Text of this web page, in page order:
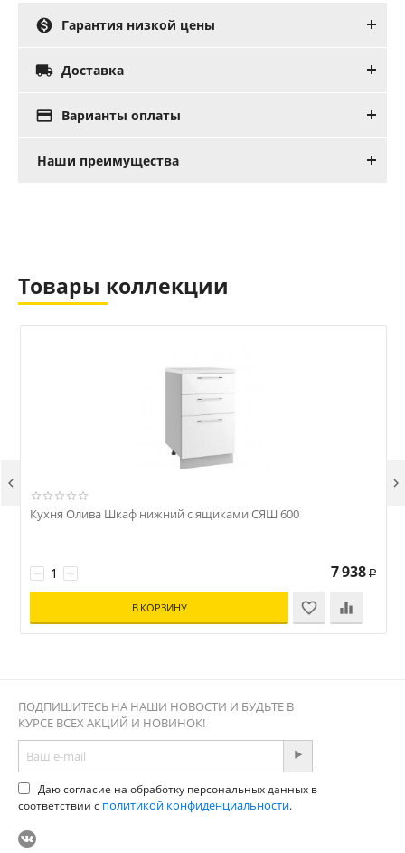
 Гарантия низкой цены
 Доставка
 Варианты оплаты
Наши преимущества
Товары коллекции
Кухня Олива Шкаф нижний с ящиками СЯШ 600
+
− 7 938 Р
В КОРЗИНУ
 
ПОДПИШИТЕСЬ НА НАШИ НОВОСТИ И БУДЬТЕ В
КУРСЕ ВСЕХ АКЦИЙ И НОВИНОК!
Даю согласие на обработку персональных данных в
соответствии с политикой конфиденциальности.